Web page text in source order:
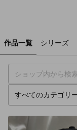
作品一覧 シリーズ